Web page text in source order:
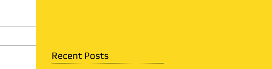
Recent Posts